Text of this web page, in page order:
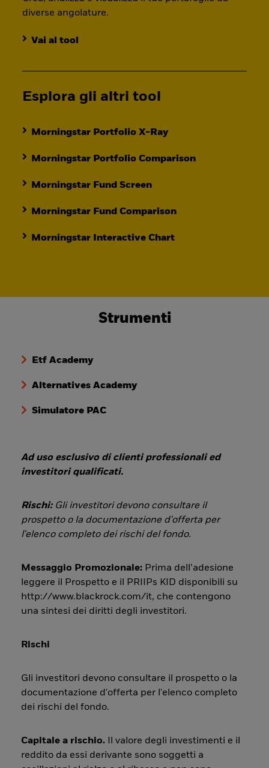
diverse angolature.
Vai al tool
Esplora gli altri tool
Morningstar Portfolio X-Ray
Morningstar Portfolio Comparison
Morningstar Fund Screen
Morningstar Fund Comparison
Morningstar Interactive Chart
Strumenti
Etf Academy
Alternatives Academy
Simulatore PAC
Ad uso esclusivo di clienti professionali ed
investitori qualificati.
Rischi: Gli investitori devono consultare il
prospetto o la documentazione d'offerta per
l'elenco completo dei rischi del fondo.
Messaggio Promozionale: Prima dell’adesione
leggere il Prospetto e il PRIIPs KID disponibili su
http://www.blackrock.com/it, che contengono
una sintesi dei diritti degli investitori.
Rischi
Gli investitori devono consultare il prospetto o la
documentazione d'offerta per l'elenco completo
dei rischi del fondo.
Capitale a rischio. Il valore degli investimenti e il
reddito da essi derivante sono soggetti a